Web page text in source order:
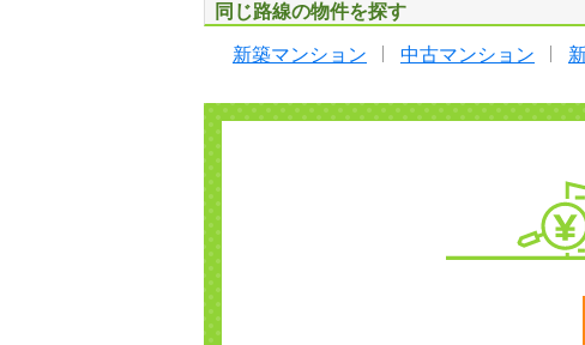
同じ路線の物件を探す
新築マンション 中古マンション